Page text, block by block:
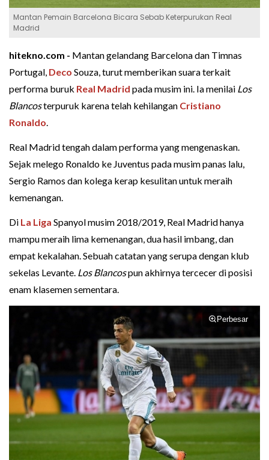
Mantan Pemain Barcelona Bicara Sebab Keterpurukan Real
Madrid
hitekno.com - Mantan gelandang Barcelona dan Timnas
Portugal, Deco Souza, turut memberikan suara terkait
performa buruk Real Madrid pada musim ini. Ia menilai Los
Blancosterpuruk karena telah kehilangan Cristiano
Ronaldo.
Real Madrid tengah dalam performa yang mengenaskan.
Sejak melego Ronaldo ke Juventus pada musim panas lalu,
Sergio Ramos dan kolega kerap kesulitan untuk meraih
kemenangan.
Di La Liga Spanyol musim 2018/2019, Real Madrid hanya
mampu meraih lima kemenangan, dua hasil imbang, dan
empat kekalahan. Sebuah catatan yang serupa dengan klub
sekelas Levante. Los Blancospun akhirnya tercecer di posisi
enam klasemen sementara.
Perbesar